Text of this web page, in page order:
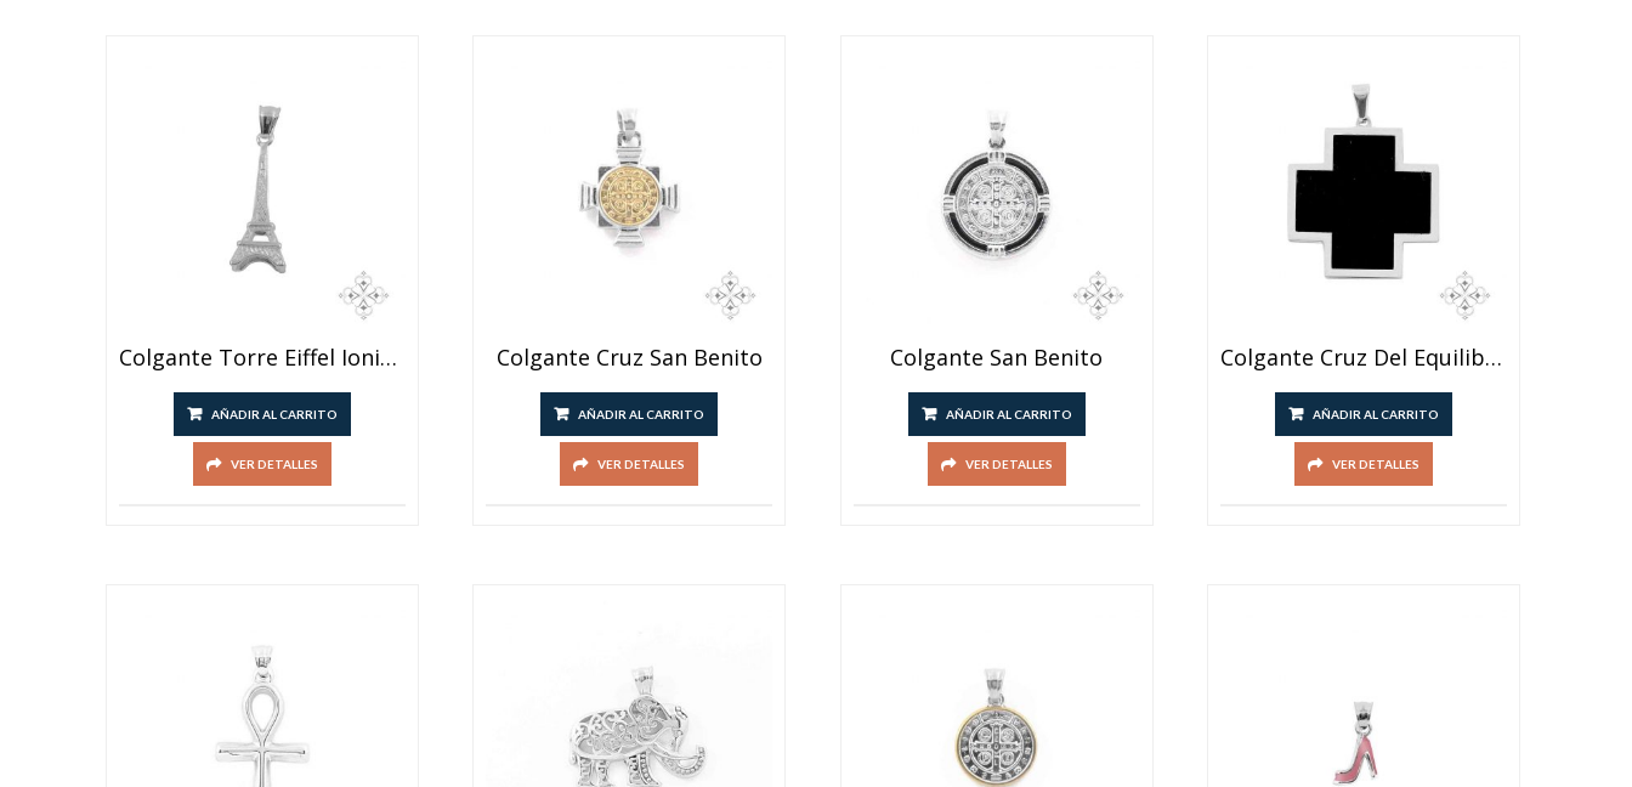
Colgante Torre Eiffel Ionizado
AÑADIR AL CARRITO
VER DETALLES
Colgante Cruz San Benito
AÑADIR AL CARRITO
VER DETALLES
Colgante San Benito
AÑADIR AL CARRITO
VER DETALLES
Colgante Cruz Del Equilibrio
AÑADIR AL CARRITO
VER DETALLES